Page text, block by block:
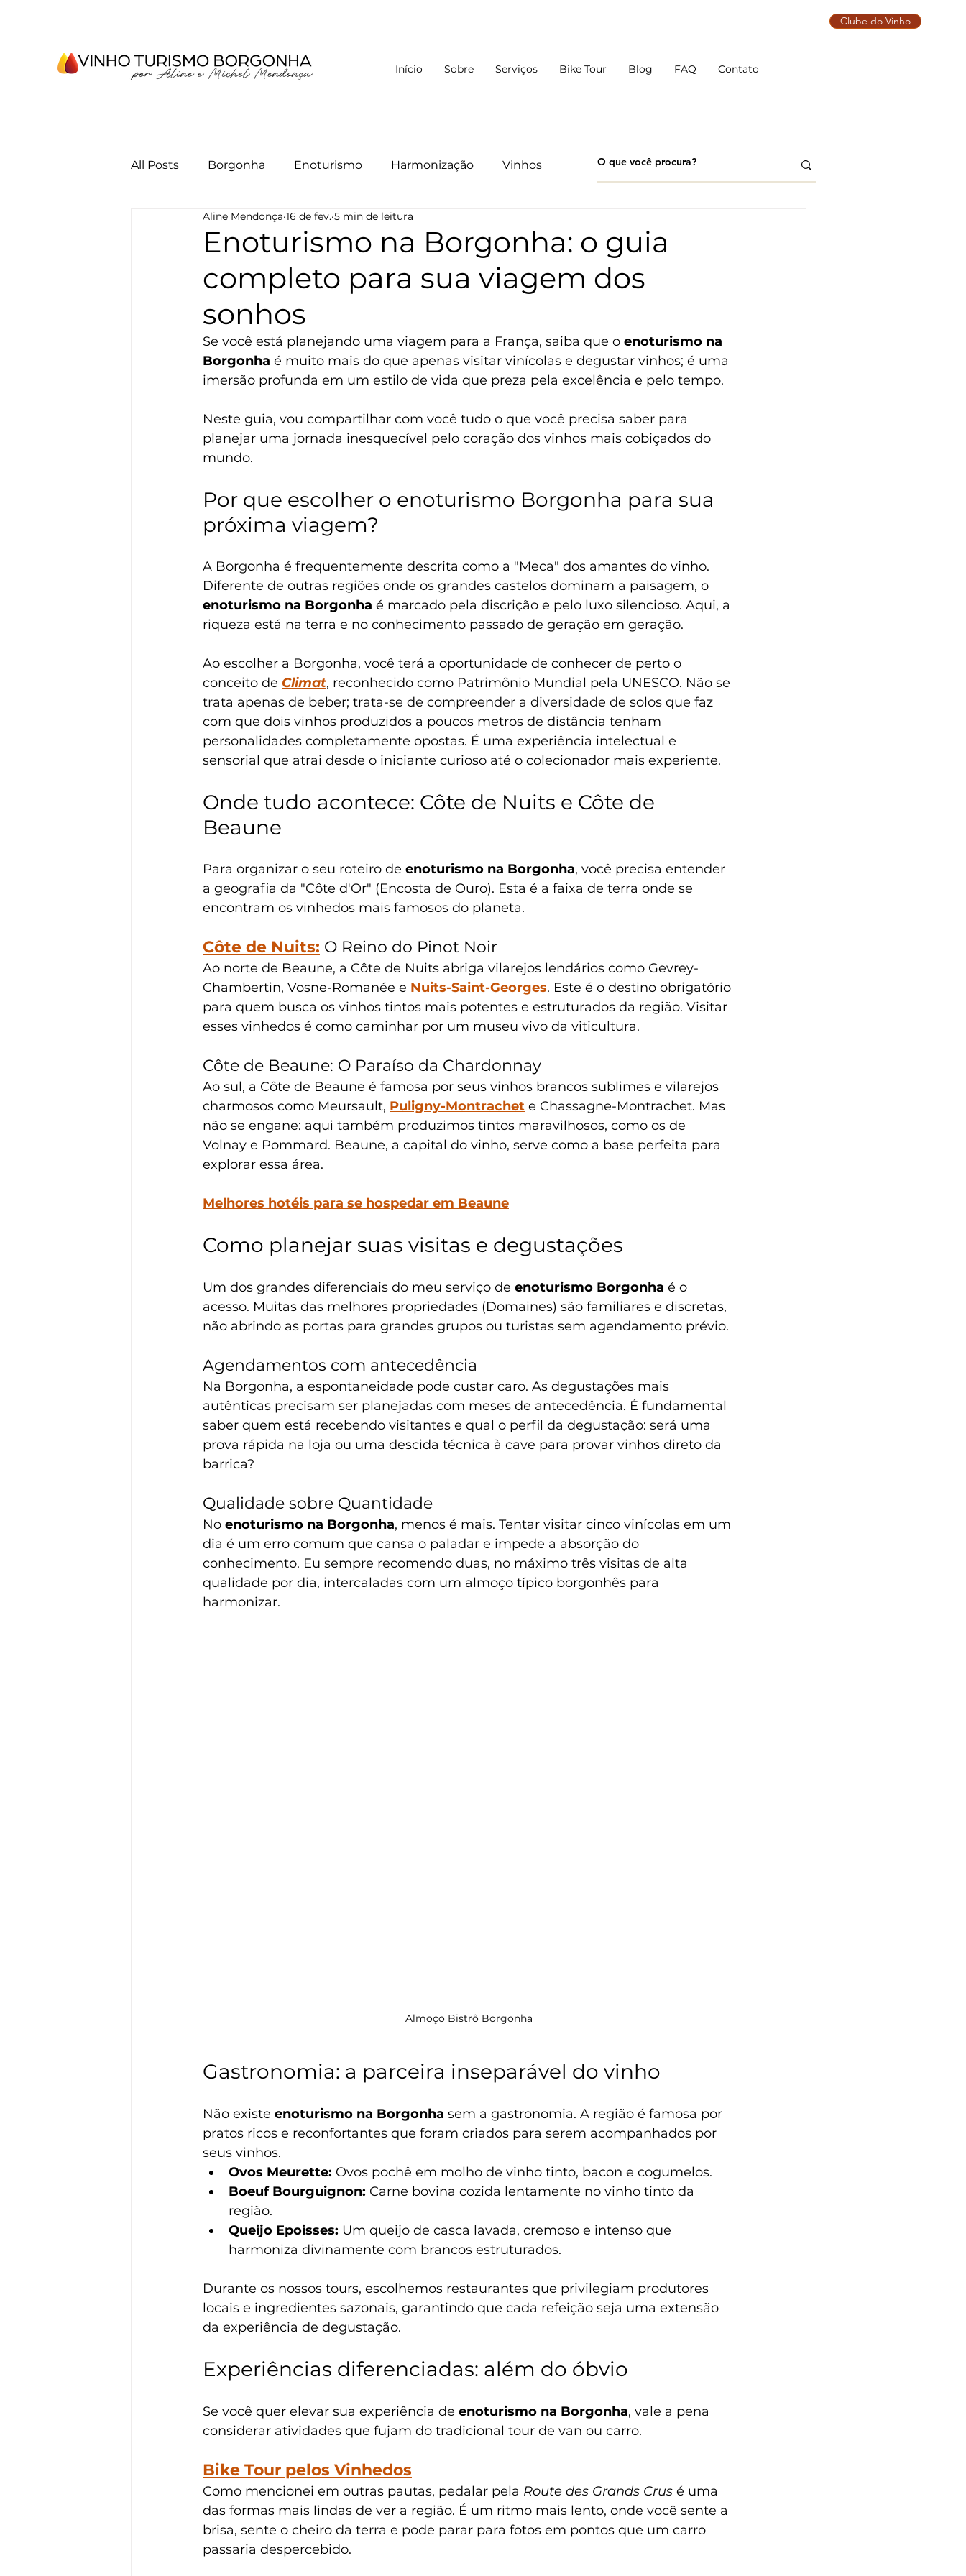
Clube do Vinho
Início Sobre Serviços Bike Tour Blog FAQ Contato
All Posts Borgonha Enoturismo Harmonização Vinhos
Enoturismo na Borgonha: o guia
completo para sua viagem dos
sonhos
Aline Mendonça 16 de fev. 5 min de leitura
Se você está planejando uma viagem para a França, saiba que o enoturismo na
Borgonha é muito mais do que apenas visitar vinícolas e degustar vinhos; é uma
imersão profunda em um estilo de vida que preza pela excelência e pelo tempo.
Neste guia, vou compartilhar com você tudo o que você precisa saber para
planejar uma jornada inesquecível pelo coração dos vinhos mais cobiçados do
mundo.
Por que escolher o enoturismo Borgonha para sua
próxima viagem?
A Borgonha é frequentemente descrita como a "Meca" dos amantes do vinho.
Diferente de outras regiões onde os grandes castelos dominam a paisagem, o
enoturismo na Borgonha é marcado pela discrição e pelo luxo silencioso. Aqui, a
riqueza está na terra e no conhecimento passado de geração em geração.
Ao escolher a Borgonha, você terá a oportunidade de conhecer de perto o
conceito de Climat, reconhecido como Patrimônio Mundial pela UNESCO. Não se
trata apenas de beber; trata-se de compreender a diversidade de solos que faz
com que dois vinhos produzidos a poucos metros de distância tenham
personalidades completamente opostas. É uma experiência intelectual e
sensorial que atrai desde o iniciante curioso até o colecionador mais experiente.
Onde tudo acontece: Côte de Nuits e Côte de
Beaune
Para organizar o seu roteiro de enoturismo na Borgonha, você precisa entender
a geografia da "Côte d'Or" (Encosta de Ouro). Esta é a faixa de terra onde se
encontram os vinhedos mais famosos do planeta.
Côte de Nuits: O Reino do Pinot Noir
Ao norte de Beaune, a Côte de Nuits abriga vilarejos lendários como Gevrey-
Chambertin, Vosne-Romanée e Nuits-Saint-Georges. Este é o destino obrigatório
para quem busca os vinhos tintos mais potentes e estruturados da região. Visitar
esses vinhedos é como caminhar por um museu vivo da viticultura.
Côte de Beaune: O Paraíso da Chardonnay
Ao sul, a Côte de Beaune é famosa por seus vinhos brancos sublimes e vilarejos
charmosos como Meursault, Puligny-Montrachet e Chassagne-Montrachet. Mas
não se engane: aqui também produzimos tintos maravilhosos, como os de
Volnay e Pommard. Beaune, a capital do vinho, serve como a base perfeita para
explorar essa área.
Melhores hotéis para se hospedar em Beaune
Como planejar suas visitas e degustações
Um dos grandes diferenciais do meu serviço de enoturismo Borgonha é o
acesso. Muitas das melhores propriedades (Domaines) são familiares e discretas,
não abrindo as portas para grandes grupos ou turistas sem agendamento prévio.
Agendamentos com antecedência
Na Borgonha, a espontaneidade pode custar caro. As degustações mais
autênticas precisam ser planejadas com meses de antecedência. É fundamental
saber quem está recebendo visitantes e qual o perfil da degustação: será uma
prova rápida na loja ou uma descida técnica à cave para provar vinhos direto da
barrica?
Qualidade sobre Quantidade
No enoturismo na Borgonha, menos é mais. Tentar visitar cinco vinícolas em um
dia é um erro comum que cansa o paladar e impede a absorção do
conhecimento. Eu sempre recomendo duas, no máximo três visitas de alta
qualidade por dia, intercaladas com um almoço típico borgonhês para
harmonizar.
Almoço Bistrô Borgonha
Gastronomia: a parceira inseparável do vinho
Não existe enoturismo na Borgonha sem a gastronomia. A região é famosa por
pratos ricos e reconfortantes que foram criados para serem acompanhados por
seus vinhos.
Ovos Meurette: Ovos pochê em molho de vinho tinto, bacon e cogumelos.
Boeuf Bourguignon: Carne bovina cozida lentamente no vinho tinto da
região.
Queijo Epoisses: Um queijo de casca lavada, cremoso e intenso que
harmoniza divinamente com brancos estruturados.
Durante os nossos tours, escolhemos restaurantes que privilegiam produtores
locais e ingredientes sazonais, garantindo que cada refeição seja uma extensão
da experiência de degustação.
Experiências diferenciadas: além do óbvio
Se você quer elevar sua experiência de enoturismo na Borgonha, vale a pena
considerar atividades que fujam do tradicional tour de van ou carro.
Bike Tour pelos Vinhedos
Como mencionei em outras pautas, pedalar pela Route des Grands Crus é uma
das formas mais lindas de ver a região. É um ritmo mais lento, onde você sente a
brisa, sente o cheiro da terra e pode parar para fotos em pontos que um carro
passaria despercebido.